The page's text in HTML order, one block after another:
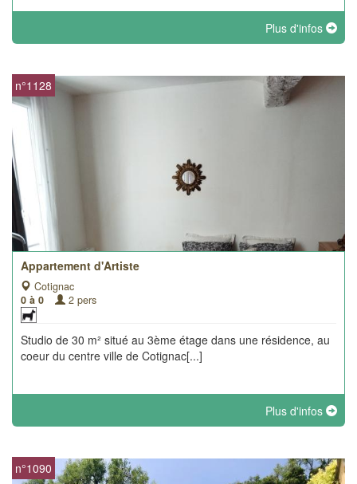
Plus d'infos
Appartement d'Artiste
Cotignac
0 à 0
2 pers
Studio de 30 m² situé au 3ème étage dans une résidence, au
coeur du centre ville de Cotignac[...]
Plus d'infos
n°1128
n°1090